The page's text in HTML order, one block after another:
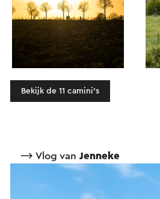
Bekijk de 11 camini's
⟶ Vlog van Jenneke